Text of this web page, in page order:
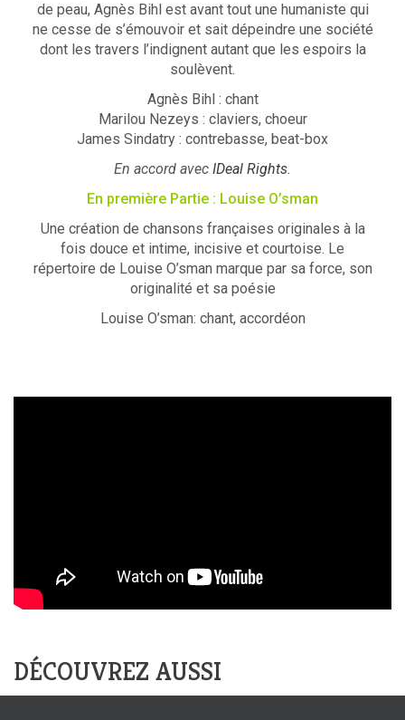
de peau, Agnès Bihl est avant tout une humaniste qui
ne cesse de s’émouvoir et sait dépeindre une société
dont les travers l’indignent autant que les espoirs la
soulèvent.
Agnès Bihl : chant
Marilou Nezeys : claviers, choeur
James Sindatry : contrebasse, beat-box
En accord avec IDeal Rights.
En première Partie : Louise O’sman
Une création de chansons françaises originales à la
fois douce et intime, incisive et courtoise. Le
répertoire de Louise O’sman marque par sa force, son
originalité et sa poésie
Louise O’sman: chant, accordéon
DÉCOUVREZ AUSSI